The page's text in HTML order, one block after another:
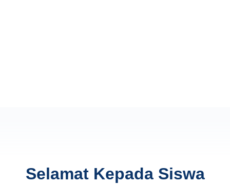
Selamat Kepada Siswa